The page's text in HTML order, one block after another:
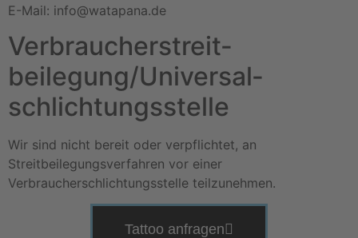
E-Mail: info@watapana.de
Verbraucher­streit­
beilegung/Universal­
schlichtungs­stelle
Wir sind nicht bereit oder verpflichtet, an
Streitbeilegungsverfahren vor einer
Verbraucherschlichtungsstelle teilzunehmen.
Tattoo anfragen